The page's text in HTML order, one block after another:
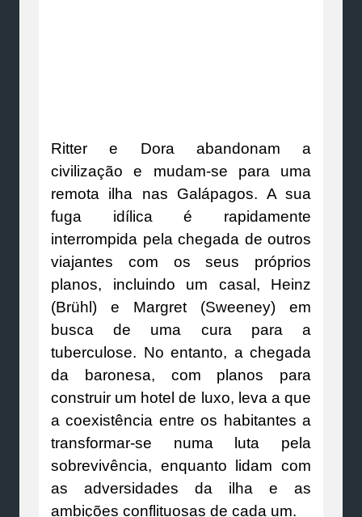
Ritter e Dora abandonam a
civilização e mudam-se para uma
remota ilha nas Galápagos. A sua
fuga idílica é rapidamente
interrompida pela chegada de outros
viajantes com os seus próprios
planos, incluindo um casal, Heinz
(Brühl) e Margret (Sweeney) em
busca de uma cura para a
tuberculose. No entanto, a chegada
da baronesa, com planos para
construir um hotel de luxo, leva a que
a coexistência entre os habitantes a
transformar-se numa luta pela
sobrevivência, enquanto lidam com
as adversidades da ilha e as
ambições conflituosas de cada um.